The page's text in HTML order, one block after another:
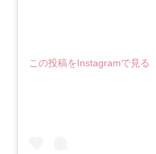
この投稿をInstagramで見る